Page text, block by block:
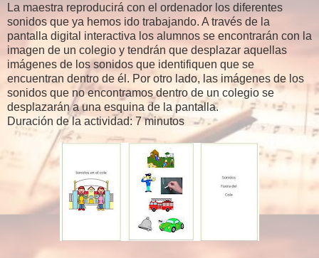
La maestra reproducirá con el ordenador los diferentes
sonidos que ya hemos ido trabajando. A través de la
pantalla digital interactiva los alumnos se encontrarán con la
imagen de un colegio y tendrán que desplazar aquellas
imágenes de los sonidos que identifiquen que se
encuentran dentro de él. Por otro lado, las imágenes de los
sonidos que no encontramos dentro de un colegio se
desplazarán a una esquina de la pantalla.
Duración de la actividad: 7 minutos